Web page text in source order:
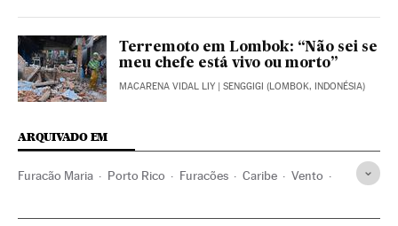
Terremoto em Lombok: “Não sei se
meu chefe está vivo ou morto”
MACARENA VIDAL LIY | SENGGIGI (LOMBOK, INDONÉSIA)
ARQUIVADO EM
Furacão Maria Porto Rico Furacões Caribe Vento